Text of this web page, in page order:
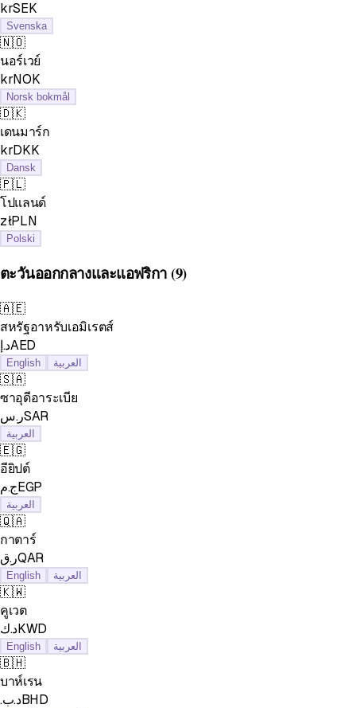
krSEK
Svenska
🇳🇴
นอร์เวย์
krNOK
Norsk bokmål
🇩🇰
เดนมาร์ก
krDKK
Dansk
🇵🇱
โปแลนด์
złPLN
Polski
ตะวันออกกลางและแอฟริกา (9)
🇦🇪
สหรัฐอาหรับเอมิเรตส์
د.إAED
English العربية
🇸🇦
ซาอุดีอาระเบีย
ر.سSAR
العربية
🇪🇬
อียิปต์
ج.مEGP
العربية
🇶🇦
กาตาร์
ر.قQAR
English العربية
🇰🇼
คูเวต
د.كKWD
English العربية
🇧🇭
บาห์เรน
.د.بBHD